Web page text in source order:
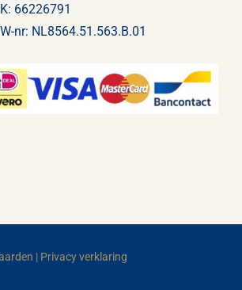
66226791
nr: NL8564.51.563.B.01
| Privacy verklaring